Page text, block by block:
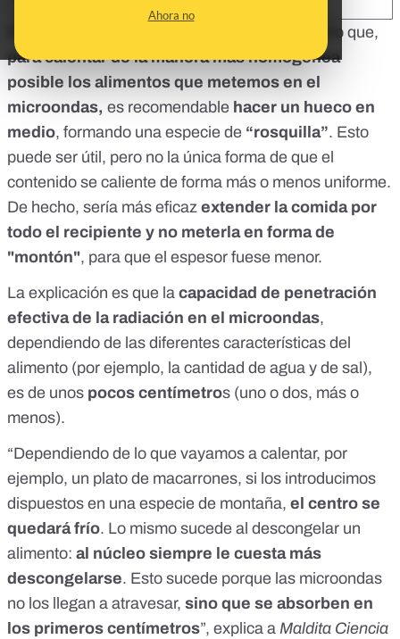
Ahora no
Esta semana nos habéis preguntado si es cierto que,
para calentar de la manera más homogénea
posible los alimentos que metemos en el
microondas, es recomendable hacer un hueco en
medio, formando una especie de “rosquilla”. Esto
puede ser útil, pero no la única forma de que el
contenido se caliente de forma más o menos uniforme.
De hecho, sería más eficaz extender la comida por
todo el recipiente y no meterla en forma de
"montón", para que el espesor fuese menor.
La explicación es que la capacidad de penetración
efectiva de la radiación en el microondas,
dependiendo de las diferentes características del
alimento (por ejemplo, la cantidad de agua y de sal ),
es de unos pocos centímetros (uno o dos, más o
menos).
“Dependiendo de lo que vayamos a calentar, por
ejemplo, un plato de macarrones, si los introducimos
dispuestos en una especie de montaña, el centro se
quedará frío. Lo mismo sucede al descongelar un
alimento: al núcleo siempre le cuesta más
descongelarse. Esto sucede porque las microondas
no los llegan a atravesar, sino que se absorben en
los primeros centímetros”, explica a Maldita Ciencia